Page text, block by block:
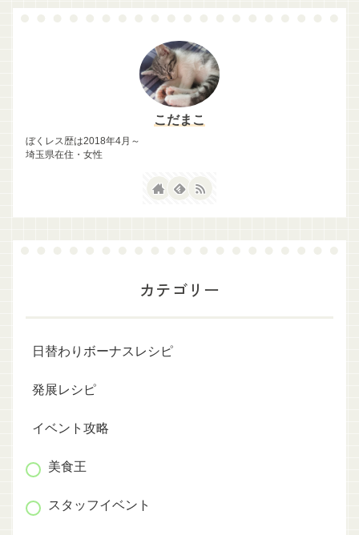
こだまこ
ぼくレス歴は2018年4月～
埼玉県在住・女性
カテゴリー
日替わりボーナスレシピ
発展レシピ
イベント攻略
美食王
スタッフイベント